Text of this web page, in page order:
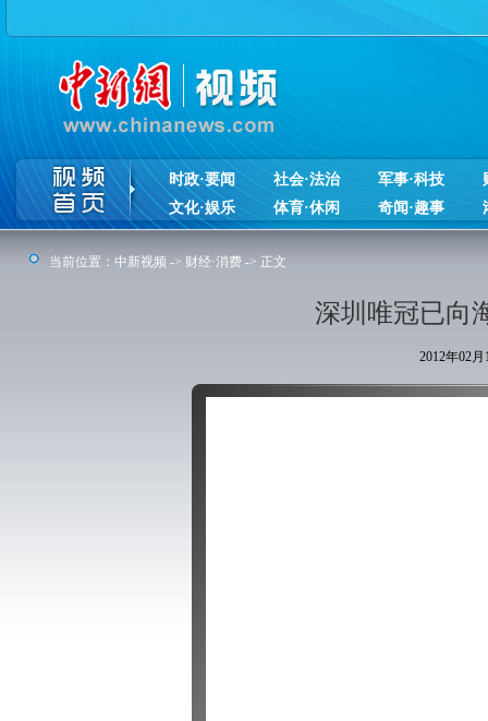
时政·要闻 社会·法治 军事·科技
文化·娱乐
体育·休闲 奇闻·趣事
当前位置： 中新视频 -> 财经·消费 -> 正文
深圳唯冠已向
2012年02